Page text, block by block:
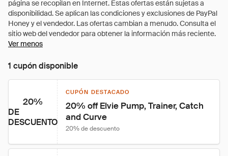
Ver menos
1 cupón disponible
20%
DE
DESCUENTO
CUPÓN DESTACADO
20% off Elvie Pump, Trainer, Catch
and Curve
20% de descuento